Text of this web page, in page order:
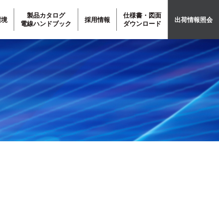
コード
マイクロホン
用コード
製品カタログ
電線ハンドブック
採用情報
仕様書・図面
ダウンロード
出荷情報照会